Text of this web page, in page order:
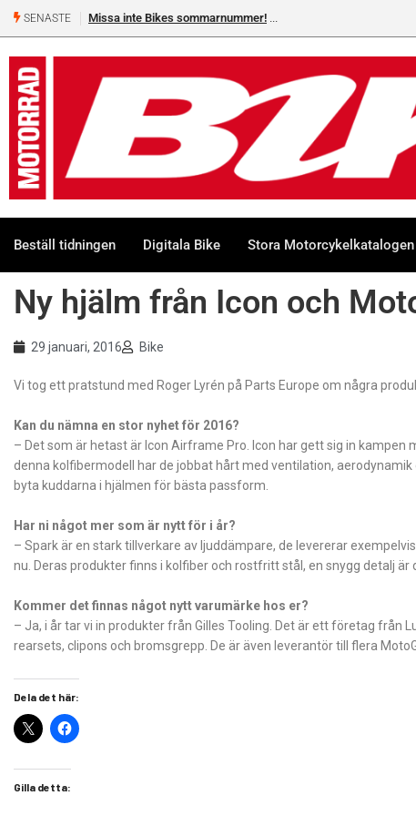
SENASTE Missa inte Bikes sommarnummer!
Beställ tidningen Digitala Bike Stora
Ny hjälm från Icon och
29 januari, 2016 Bike
Vi tog ett pratstund med Roger Lyrén på Parts Europe om några
Kan du nämna en stor nyhet för 2016?
– Det som är hetast är Icon Airframe Pro. Icon har gett sig in
denna kolfibermodell har de jobbat hårt med ventilation,
byta kuddarna i hjälmen för bästa passform.
Har ni något mer som är nytt för i år?
– Spark är en stark tillverkare av ljuddämpare, de levererar
nu. Deras produkter finns i kolfiber och rostfritt stål, en snygg detalj är
Kommer det finnas något nytt varumärke hos er?
– Ja, i år tar vi in produkter från Gilles Tooling. Det är ett företag från
rearsets, clipons och bromsgrepp. De är även leverantör till flera
Dela det här:
Gilla detta: